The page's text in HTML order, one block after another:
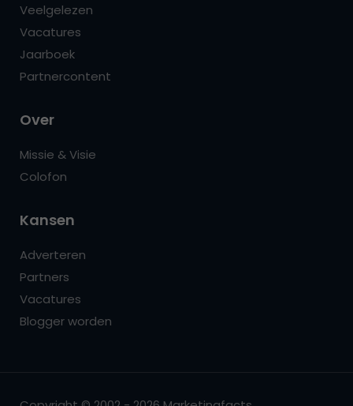
Veelgelezen
Vacatures
Jaarboek
Partnercontent
Over
Missie & Visie
Colofon
Kansen
Adverteren
Partners
Vacatures
Blogger worden